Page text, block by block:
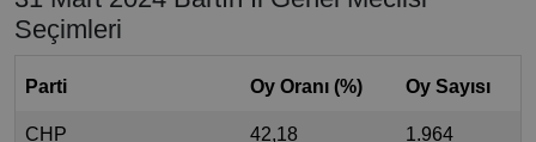
Seçimleri
Parti Oy Oranı (%) Oy Sayısı
CHP 42,18 1.964